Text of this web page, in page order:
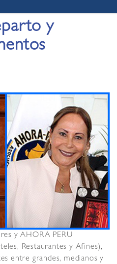
con el
y
y AHORA PERU
Restaurantes y Afines),
entre grandes, medianos y